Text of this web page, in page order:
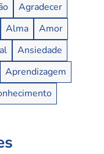
Agradecer
Alma
Amor
Ansiedade
Aprendizagem